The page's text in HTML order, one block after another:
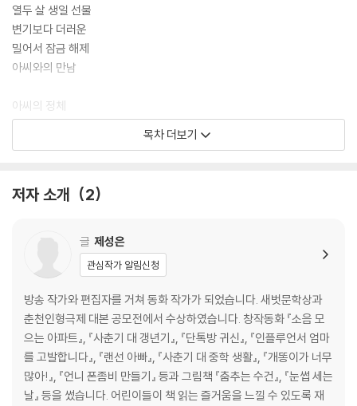
열두 살 생일 선물
변기보다 더러운
밀어서 잠금 해제
아씨와의 만남
아씨의 정체
언니 좀비 만들기
좀비 되는 법Ⅰ_ SNS는 언제나 현활이어야 해
적당히 우애롭게!
이게 웬 떡?
목차 더보기
저자 소개 2
글 제성은
관심작가 알림신청
방송 작가와 편집자를 거쳐 동화 작가가 되었습니다. 새벗문학상과
춘천인형극제 대본 공모전에서 수상하였습니다. 창작동화 『소음 모
으는 아파트』, 『사춘기 대 갱년기』, 『단톡방 귀신』, 『인플루언서 엄마
를 고발합니다』, 『랜선 아빠』, 『사춘기 대 중학 생활』, 『개똥이가 너무
많아!』, 『언니 폰좀비 만들기』 등과 그림책 『춤추는 수건』, 『눈썹 세는
날』 등을 썼습니다. 어린이들이 책 읽는 즐거움을 느낄 수 있도록 재